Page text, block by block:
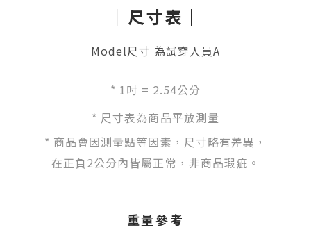
｜尺寸表｜
Model尺寸 為試穿人員A
* 1吋 = 2.54公分
* 尺寸表為商品平放測量
* 商品會因測量點等因素，尺寸略有差異，
在正負2公分內皆屬正常，非商品瑕疵。
重量參考